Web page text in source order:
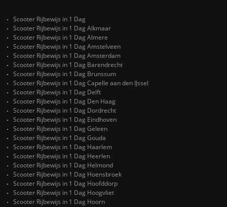
Scooter Rijbewijs in 1 Dag
Scooter Rijbewijs in 1 Dag Alkmaar
Scooter Rijbewijs in 1 Dag Almere
Scooter Rijbewijs in 1 Dag Amstelveen
Scooter Rijbewijs in 1 Dag Amsterdam
Scooter Rijbewijs in 1 Dag Barendrecht
Scooter Rijbewijs in 1 Dag Brunssum
Scooter Rijbewijs in 1 Dag Capelle aan den IJssel
Scooter Rijbewijs in 1 Dag Delft
Scooter Rijbewijs in 1 Dag Den Haag
Scooter Rijbewijs in 1 Dag Dordrecht
Scooter Rijbewijs in 1 Dag Eindhoven
Scooter Rijbewijs in 1 Dag Geleen
Scooter Rijbewijs in 1 Dag Gouda
Scooter Rijbewijs in 1 Dag Haarlem
Scooter Rijbewijs in 1 Dag Heerlen
Scooter Rijbewijs in 1 Dag Helmond
Scooter Rijbewijs in 1 Dag Hoensbroek
Scooter Rijbewijs in 1 Dag Hoofddorp
Scooter Rijbewijs in 1 Dag Hoogvliet
Scooter Rijbewijs in 1 Dag Hoorn